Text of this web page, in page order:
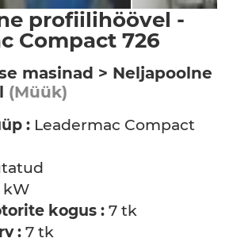
profiilihöövel -
Compact 726
masinad > Neljapoolne
(Müük)
: Leadermac Compact
kW
kogus : 7 tk
: 7 tk